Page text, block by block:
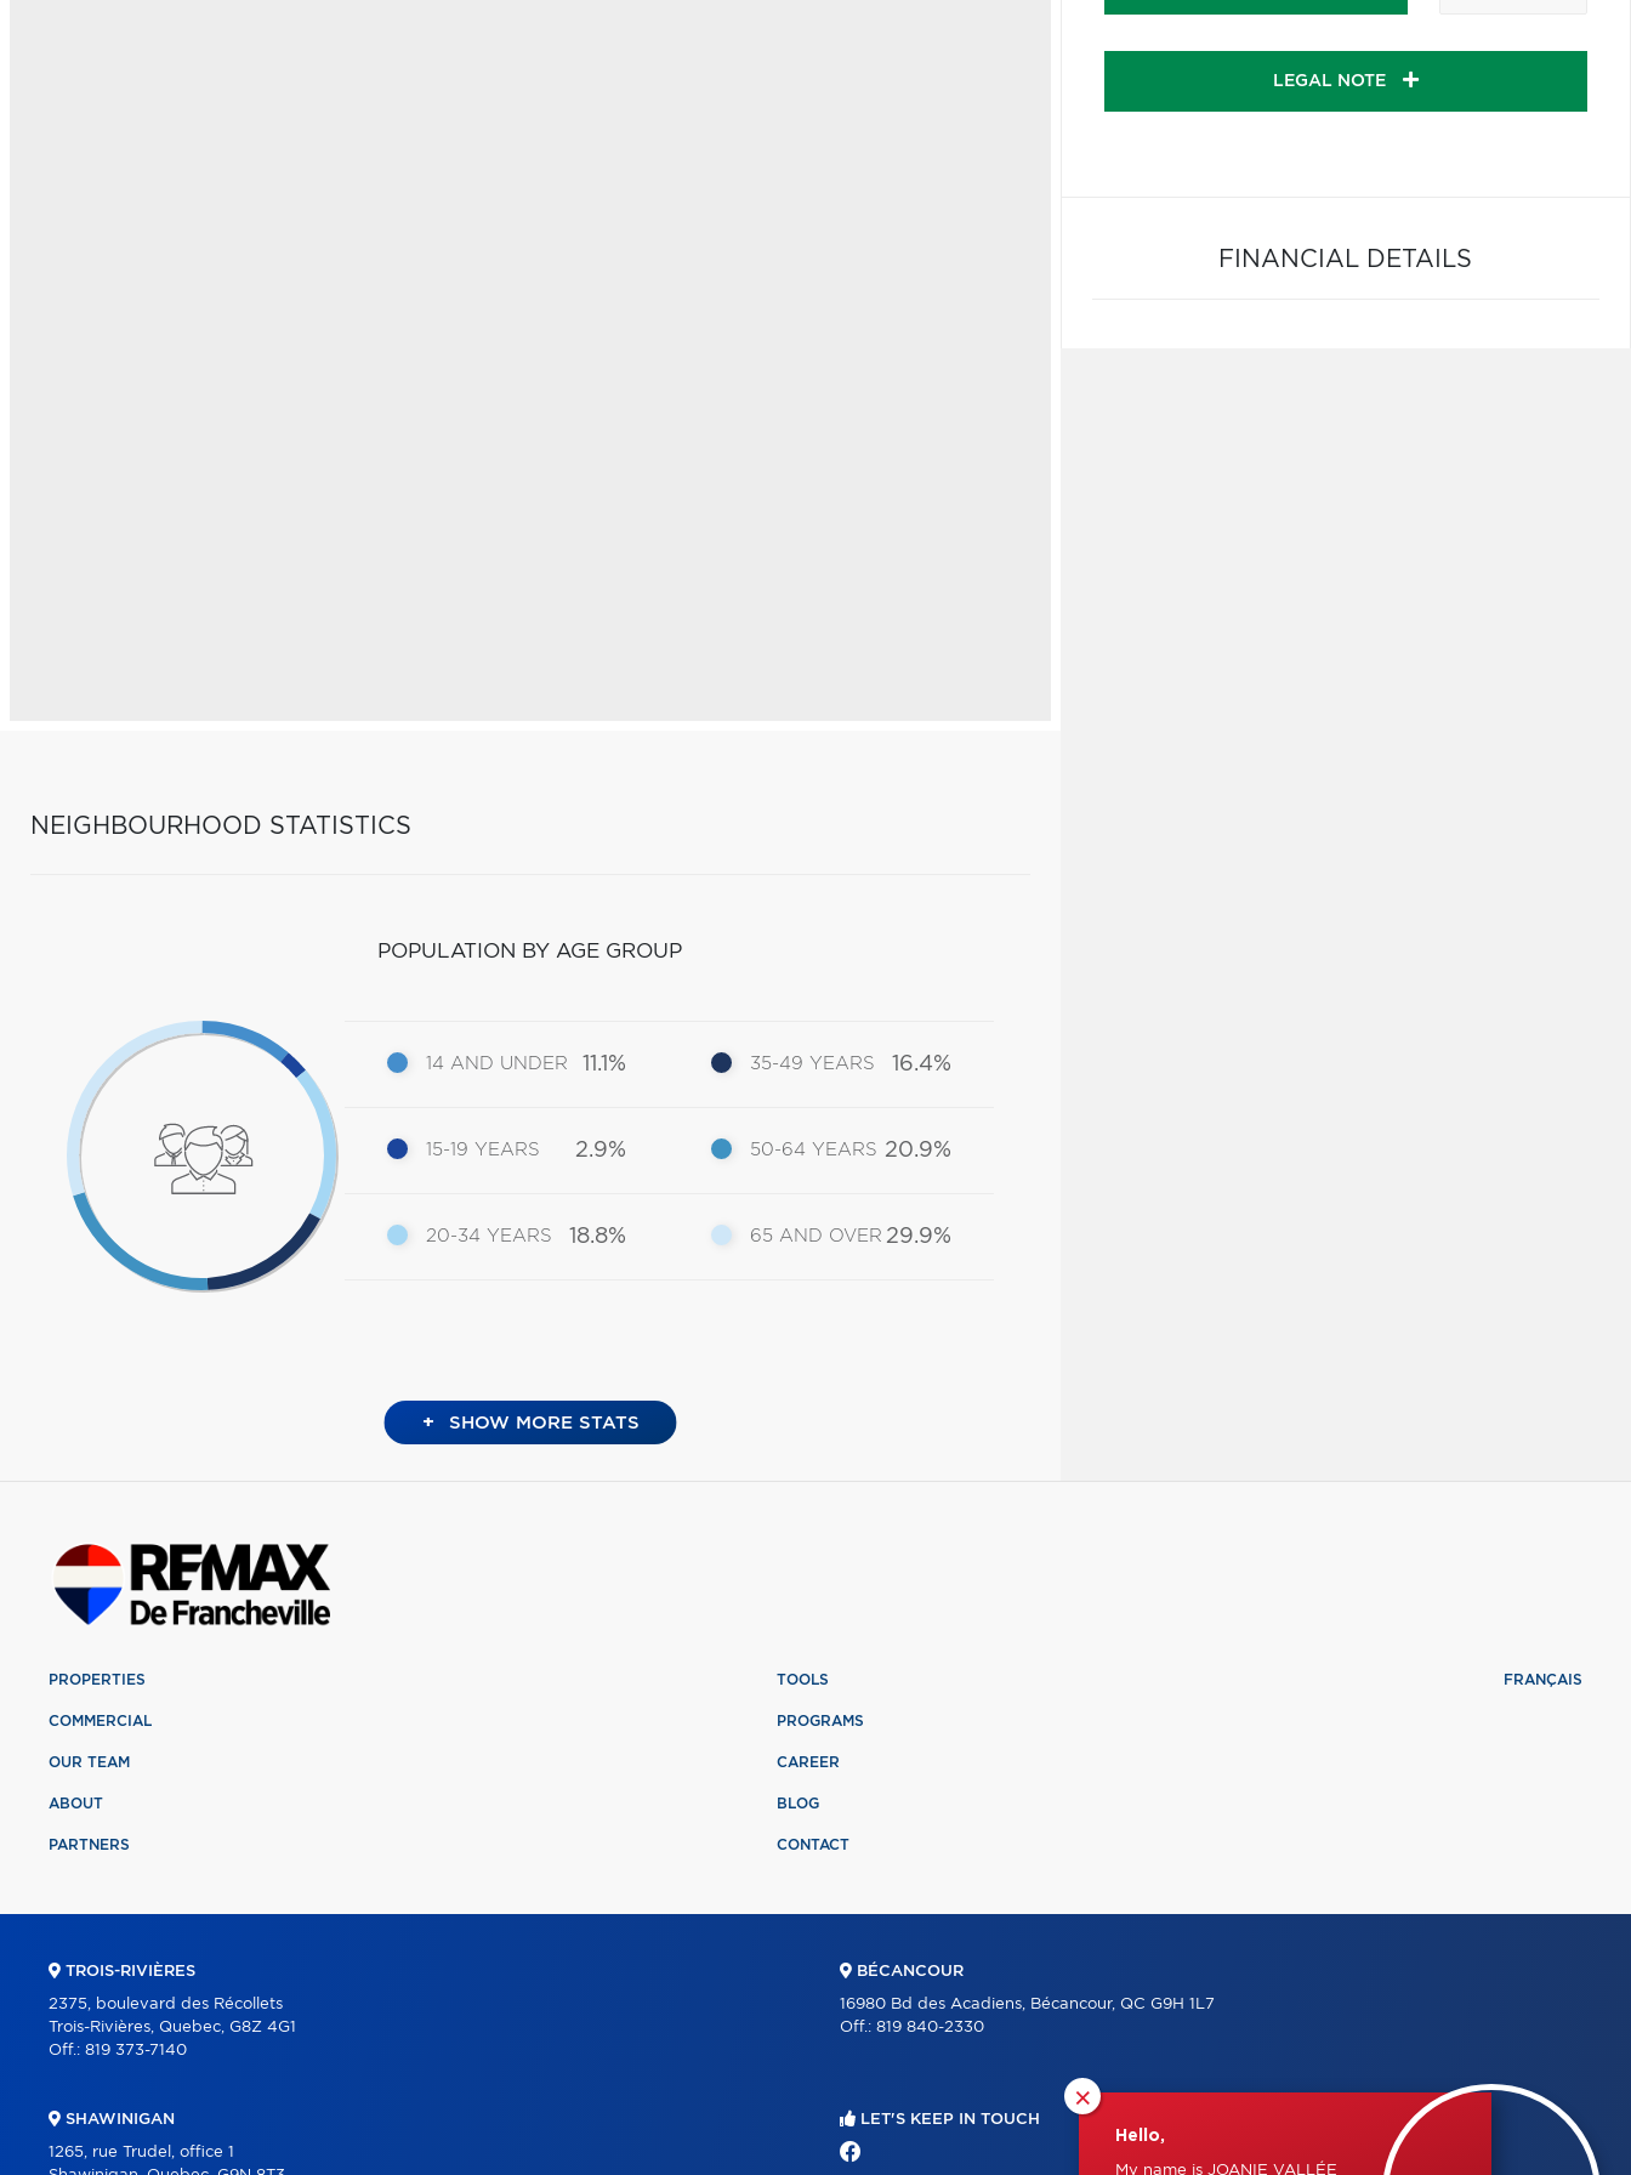
NEIGHBOURHOOD STATISTICS
POPULATION BY AGE GROUP
14 AND UNDER 11.1%
15-19 YEARS 2.9%
20-34 YEARS 18.8%
35-49 YEARS 16.4%
50-64 YEARS 20.9%
65 AND OVER 29.9%
+ SHOW MORE STATS
LEGAL NOTE
FINANCIAL DETAILS
×
Hello,
My name is JOANIE VALLÉE
PROPERTIES
COMMERCIAL
OUR TEAM
ABOUT
PARTNERS
TOOLS
PROGRAMS
CAREER
BLOG
CONTACT
FRANÇAIS
LET'S KEEP IN TOUCH
TROIS-RIVIÈRES
2375, boulevard des Récollets
Trois-Rivières, Quebec, G8Z 4G1
Off.: 819 373-7140
SHAWINIGAN
1265, rue Trudel, office 1
BÉCANCOUR
16980 Bd des Acadiens, Bécancour, QC G9H 1L7
Off.: 819 840-2330